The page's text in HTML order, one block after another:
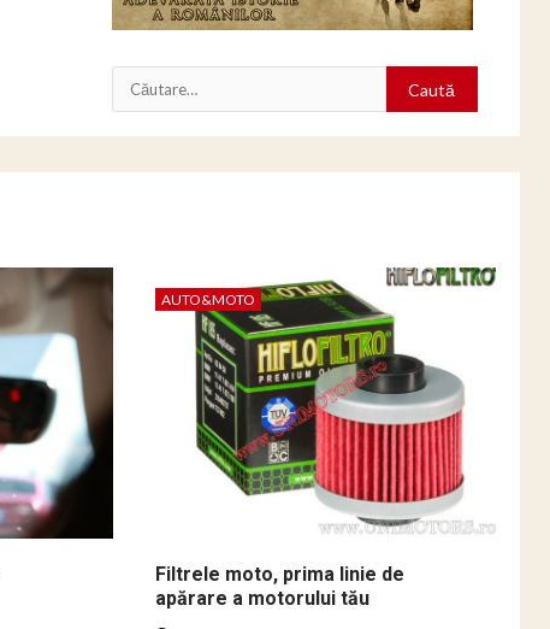
Caută
după:
AUTO&MOTO
Filtrele moto, prima linie de
apărare a motorului tău